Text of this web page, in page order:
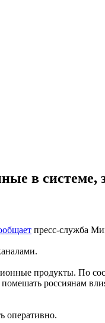
в
пресс-служба
продукты. По
россиянам
оперативно.